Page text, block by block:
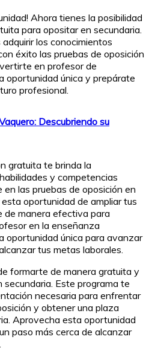
Ahora tienes la posibilidad
para opositar en secundaria.
los conocimientos
éxito las pruebas de oposición
en profesor de
oportunidad única y prepárate
profesional.
Descubriendo su
gratuita te brinda la
y competencias
las pruebas de oposición en
oportunidad de ampliar tus
de manera efectiva para
en la enseñanza
oportunidad única para avanzar
tus metas laborales.
formarte de manera gratuita y
Este programa te
necesaria para enfrentar
y obtener una plaza
Aprovecha esta oportunidad
paso más cerca de alcanzar